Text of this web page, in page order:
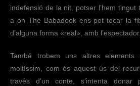
indefensió de la nit, potser l’hem
a on The Babadook ens pot tocar la
d’alguna forma «real», amb l’espectador.
També trobem uns altres
moltíssim, com és aquest ús del
través d’un conte, s’intenta